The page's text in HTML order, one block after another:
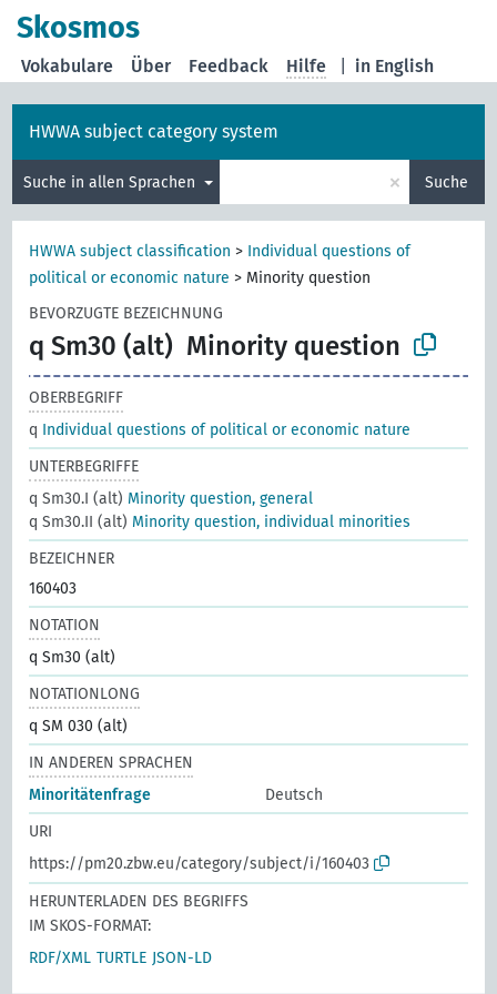
Skosmos
in English
Vokabulare Über Feedback Hilfe
HWWA subject category system
Suche in allen Sprachen × Suche
HWWA subject classification > Individual questions of
political or economic nature > Minority question
BEVORZUGTE BEZEICHNUNG
q Sm30 (alt) Minority question
OBERBEGRIFF
q Individual questions of political or economic nature
UNTERBEGRIFFE
q Sm30.I (alt) Minority question, general
q Sm30.II (alt) Minority question, individual minorities
BEZEICHNER
160403
NOTATION
q Sm30 (alt)
NOTATIONLONG
q SM 030 (alt)
IN ANDEREN SPRACHEN
Minoritätenfrage
Deutsch
URI
https://pm20.zbw.eu/category/subject/i/160403
HERUNTERLADEN DES BEGRIFFS
IM SKOS-FORMAT:
RDF/XML TURTLE JSON-LD